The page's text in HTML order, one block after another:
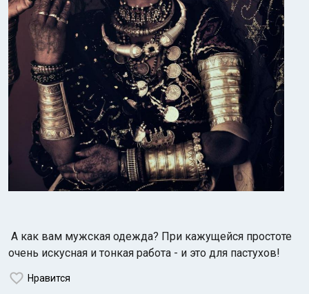
А как вам мужская одежда? При кажущейся простоте
очень искусная и тонкая работа - и это для пастухов!
Нравится